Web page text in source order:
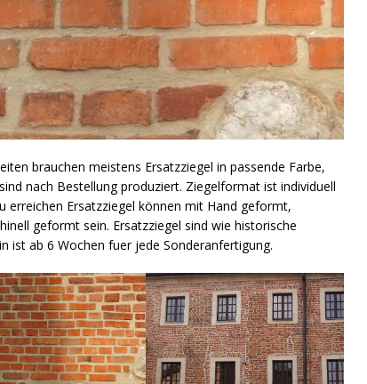
brauchen meistens Ersatzziegel in passende Farbe,
nach Bestellung produziert. Ziegelformat ist individuell
erreichen Ersatzziegel können mit Hand geformt,
geformt sein. Ersatzziegel sind wie historische
ist ab 6 Wochen fuer jede Sonderanfertigung.